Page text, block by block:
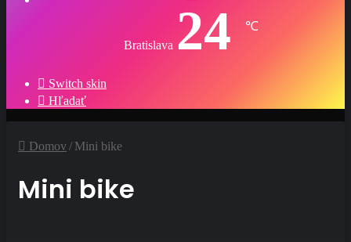
Bratislava 24 ℃
Switch skin
Hľadať
Domov/ Mini bike
Mini bike